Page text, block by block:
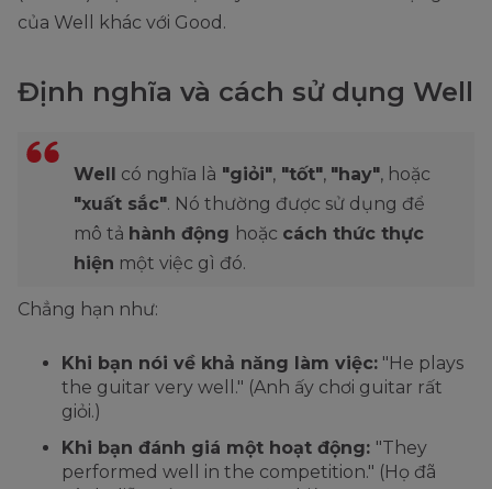
của Well khác với Good.
Định nghĩa và cách sử dụng Well
Well có nghĩa là "giỏi", "tốt", "hay", hoặc
"xuất sắc". Nó thường được sử dụng để
mô tả hành động hoặc cách thức thực
hiện một việc gì đó.
Chẳng hạn như:
Khi bạn nói về khả năng làm việc: "He plays
the guitar very well." (Anh ấy chơi guitar rất
giỏi.)
Khi bạn đánh giá một hoạt động: "They
performed well in the competition." (Họ đã